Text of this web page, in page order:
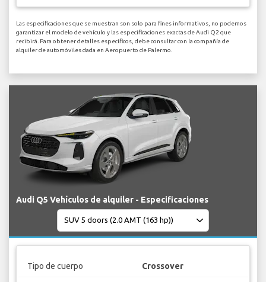
Las especificaciones que se muestran son solo para fines informativos, no podemos
garantizar el modelo de vehículo y las especificaciones exactas de Audi Q2 que
recibirá. Para obtener detalles específicos, debe consultar con la compañía de
alquiler de automóviles dada en Aeropuerto de Palermo.
Audi Q5 Vehículos de alquiler - Especificaciones
Tipo de cuerpo Crossover